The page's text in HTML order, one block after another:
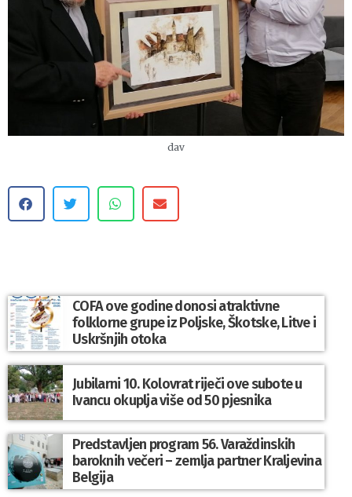
dav
COFA ove godine donosi atraktivne
folklorne grupe iz Poljske, Škotske, Litve i
Uskršnjih otoka
Jubilarni 10. Kolovrat riječi ove subote u
Ivancu okuplja više od 50 pjesnika
Predstavljen program 56. Varaždinskih
baroknih večeri – zemlja partner Kraljevina
Belgija